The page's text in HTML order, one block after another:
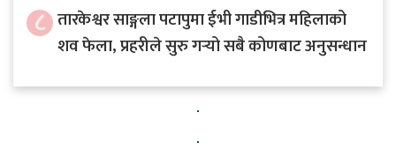
८ तारकेश्वर साङ्गला पटापुमा ईभी गाडीभित्र महिलाको
शव फेला, प्रहरीले सुरु गर्‍यो सबै कोणबाट अनुसन्धान